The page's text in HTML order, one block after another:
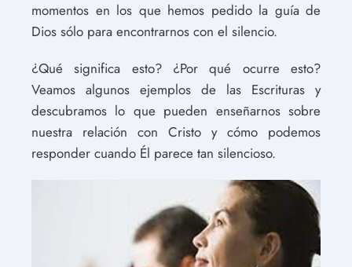
momentos en los que hemos pedido la guía de
Dios sólo para encontrarnos con el silencio.
¿Qué significa esto? ¿Por qué ocurre esto?
Veamos algunos ejemplos de las Escrituras y
descubramos lo que pueden enseñarnos sobre
nuestra relación con Cristo y cómo podemos
responder cuando Él parece tan silencioso.